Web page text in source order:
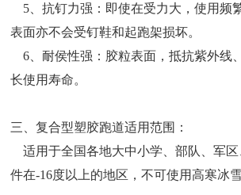
5、抗钉力强：即使在受力大，使用频
表面亦不会受钉鞋和起跑架损坏。
6、耐侯性强：胶粒表面，抵抗紫外线
长使用寿命。
三、复合型塑胶跑道适用范围：
适用于全国各地大中小学、部队、军区
件在-16度以上的地区，不可使用高寒冰雪